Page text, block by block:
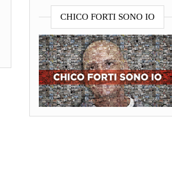
CHICO FORTI SONO IO